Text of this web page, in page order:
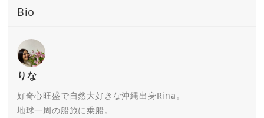
Bio
りな
好奇心旺盛で自然大好きな沖縄出身Rina。
地球一周の船旅に乗船。